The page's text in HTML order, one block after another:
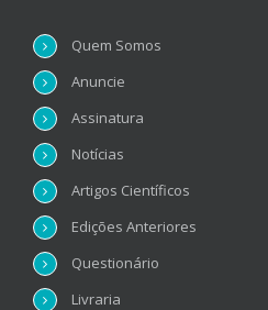
Quem Somos
Anuncie
Assinatura
Notícias
Artigos Científicos
Edições Anteriores
Questionário
Livraria